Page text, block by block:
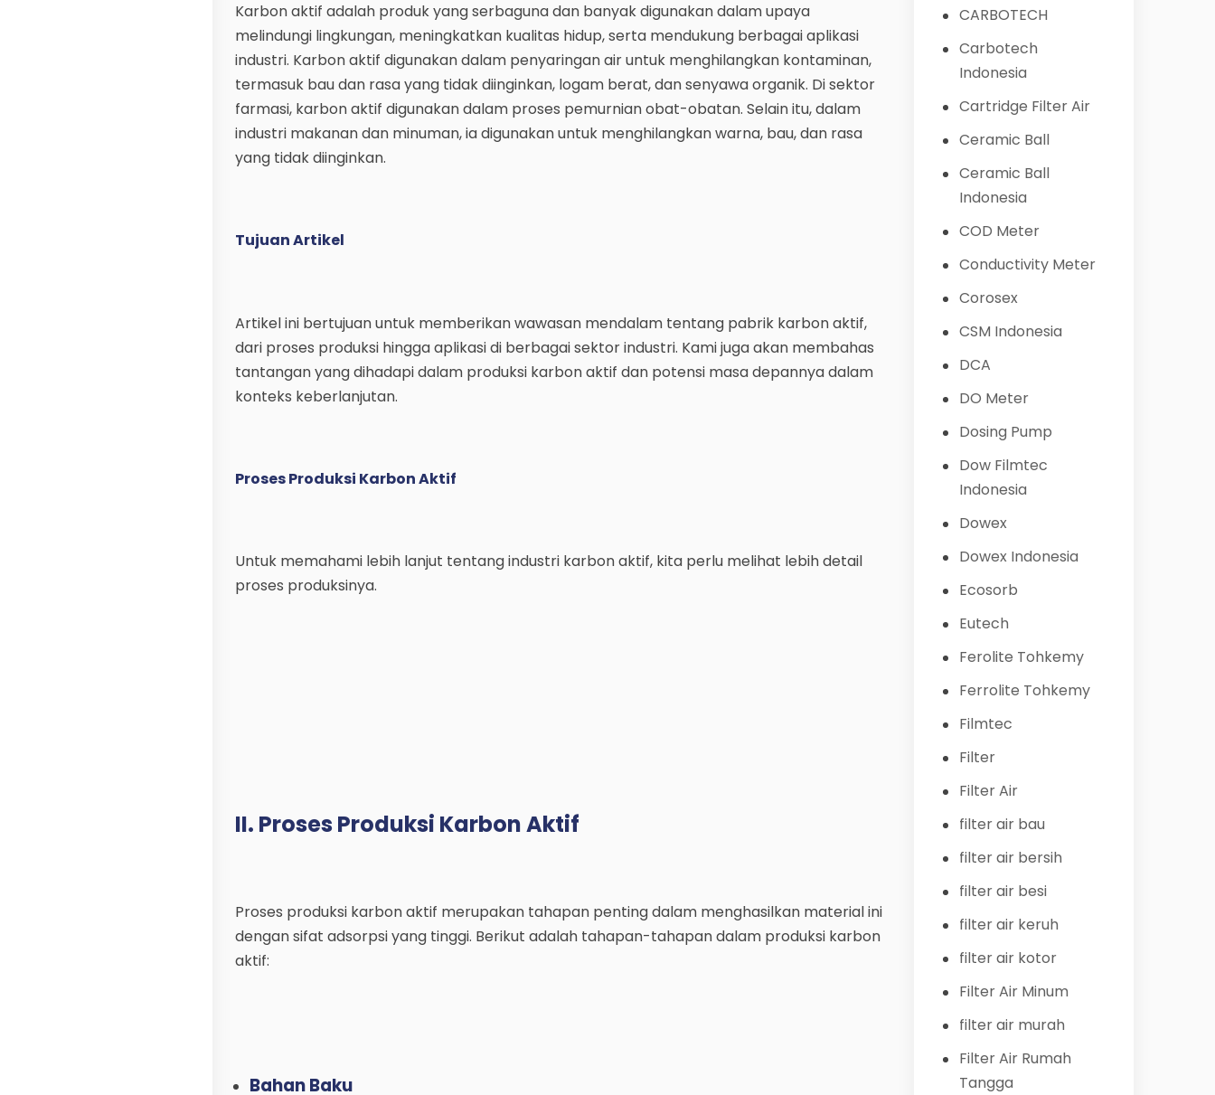
Karbon aktif adalah produk yang serbaguna dan banyak digunakan dalam upaya
melindungi lingkungan, meningkatkan kualitas hidup, serta mendukung berbagai aplikasi
industri. Karbon aktif digunakan dalam penyaringan air untuk menghilangkan kontaminan,
termasuk bau dan rasa yang tidak diinginkan, logam berat, dan senyawa organik. Di sektor
farmasi, karbon aktif digunakan dalam proses pemurnian obat-obatan. Selain itu, dalam
industri makanan dan minuman, ia digunakan untuk menghilangkan warna, bau, dan rasa
yang tidak diinginkan.
Tujuan Artikel
Artikel ini bertujuan untuk memberikan wawasan mendalam tentang pabrik karbon aktif,
dari proses produksi hingga aplikasi di berbagai sektor industri. Kami juga akan membahas
tantangan yang dihadapi dalam produksi karbon aktif dan potensi masa depannya dalam
konteks keberlanjutan.
Proses Produksi Karbon Aktif
Untuk memahami lebih lanjut tentang industri karbon aktif, kita perlu melihat lebih detail
proses produksinya.
II. Proses Produksi Karbon Aktif
Proses produksi karbon aktif merupakan tahapan penting dalam menghasilkan material ini
dengan sifat adsorpsi yang tinggi. Berikut adalah tahapan-tahapan dalam produksi karbon
aktif:
Bahan Baku
CARBOTECH
Carbotech
Indonesia
Cartridge Filter Air
Ceramic Ball
Ceramic Ball
Indonesia
COD Meter
Conductivity Meter
Corosex
CSM Indonesia
DCA
DO Meter
Dosing Pump
Dow Filmtec
Indonesia
Dowex
Dowex Indonesia
Ecosorb
Eutech
Ferolite Tohkemy
Ferrolite Tohkemy
Filmtec
Filter
Filter Air
filter air bau
filter air bersih
filter air besi
filter air keruh
filter air kotor
Filter Air Minum
filter air murah
Filter Air Rumah
Tangga